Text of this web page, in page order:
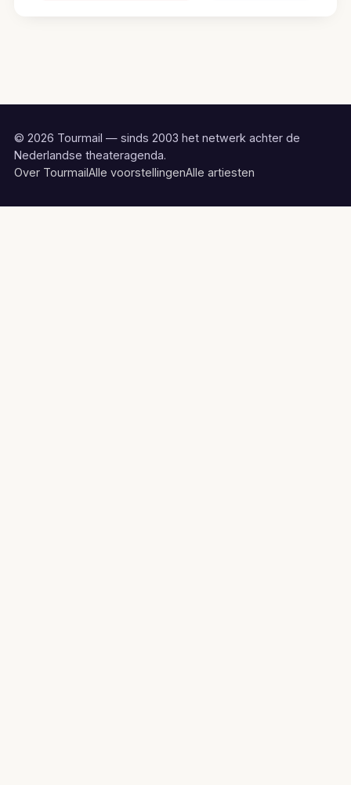
© 2026 Tourmail — sinds 2003 het netwerk achter de
Nederlandse theateragenda.
Over TourmailAlle voorstellingenAlle artiesten